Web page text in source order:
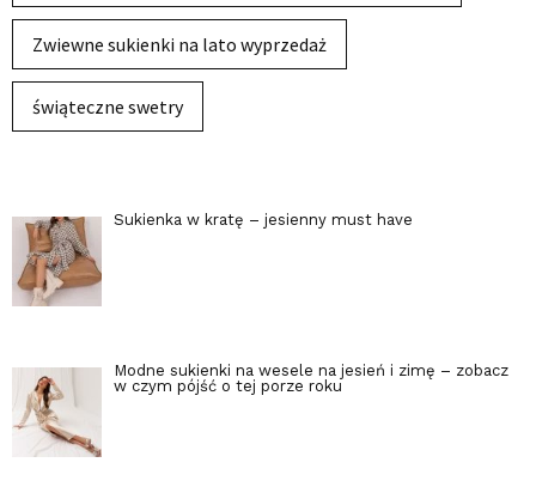
Zwiewne sukienki na lato wyprzedaż
świąteczne swetry
Sukienka w kratę – jesienny must have
Modne sukienki na wesele na jesień i zimę – zobacz
w czym pójść o tej porze roku